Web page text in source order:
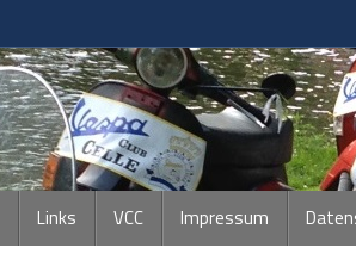
Links VCC Impressum